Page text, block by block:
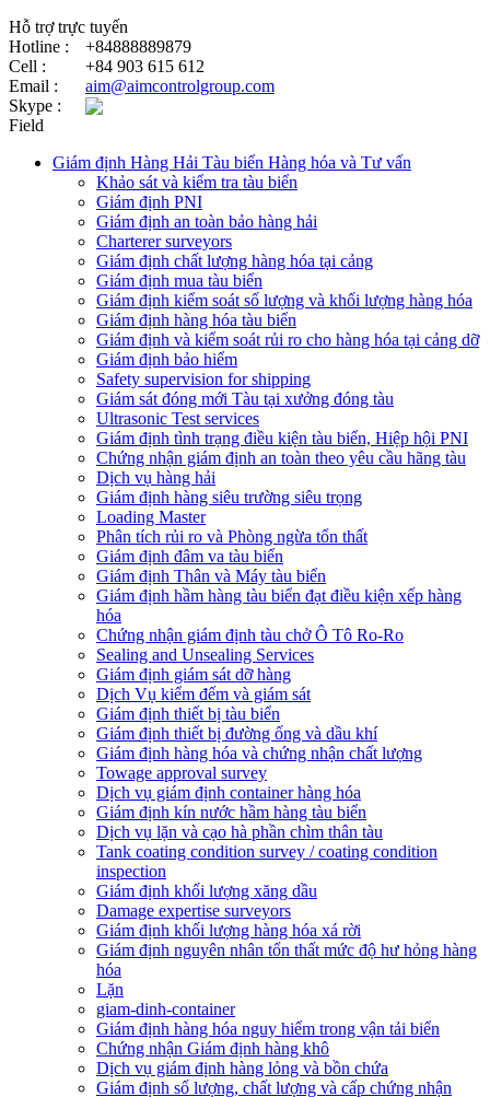
Hỗ trợ trực tuyến
Hotline :
+84888889879
Cell :
+84 903 615 612
Email :
aim@aimcontrolgroup.com
Skype :
Field
Giám định Hàng Hải Tàu biển Hàng hóa và Tư vấn
Khảo sát và kiểm tra tàu biển
Giám định PNI
Giám định an toàn bảo hàng hải
Charterer surveyors
Giám định chất lượng hàng hóa tại cảng
​Giám định mua tàu biển
Giám định kiểm soát số lượng và khối lượng hàng hóa
Giám định hàng hóa tàu biển
Giám định và kiểm soát rủi ro cho hàng hóa tại cảng dỡ
Giám định bảo hiểm
Safety supervision for shipping
Giám sát đóng mới Tàu tại xưởng đóng tàu
Ultrasonic Test services
Giám định tình trạng điều kiện tàu biển, Hiệp hội PNI
Chứng nhận giám định an toàn theo yêu cầu hãng tàu
Dịch vụ hàng hải
Giám định hàng siêu trường siêu trọng
Loading Master
Phân tích rủi ro và Phòng ngừa tổn thất
​Giám định đâm va tàu biển
Giám định Thân và Máy tàu biển
​Giám định hầm hàng tàu biển đạt điều kiện xếp hàng
hóa
Chứng nhận giám định tàu chở Ô Tô Ro-Ro
Sealing and Unsealing Services
Giám định giám sát dỡ hàng
Dịch Vụ kiểm đếm và giám sát
Giám định thiết bị tàu biển
Giám định thiết bị đường ống và dầu khí
Giám định hàng hóa và chứng nhận chất lượng
Towage approval survey
Dịch vụ giám định container hàng hóa
Giám định kín nước hầm hàng tàu biển
Dịch vụ lặn và cạo hà phần chìm thân tàu
Tank coating condition survey / coating condition
inspection
Giám định khối lượng xăng dầu
Damage expertise surveyors
Giám định khối lượng hàng hóa xá rời
Giám định nguyên nhân tổn thất mức độ hư hỏng hàng
hóa
Lặn
giam-dinh-container
Giám định hàng hóa nguy hiểm trong vận tải biển
Chứng nhận Giám định hàng khô
Dịch vụ giám định hàng lỏng và bồn chứa
Giám định số lượng, chất lượng và cấp chứng nhận